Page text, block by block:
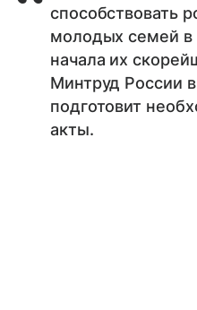
способствовать
молодых семей
начала их
Минтруд России
подготовит
акты.